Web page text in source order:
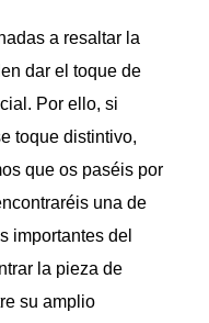
a resaltar la
dar el toque de
Por ello, si
toque distintivo,
que os paséis por
una de
importantes del
la pieza de
su amplio